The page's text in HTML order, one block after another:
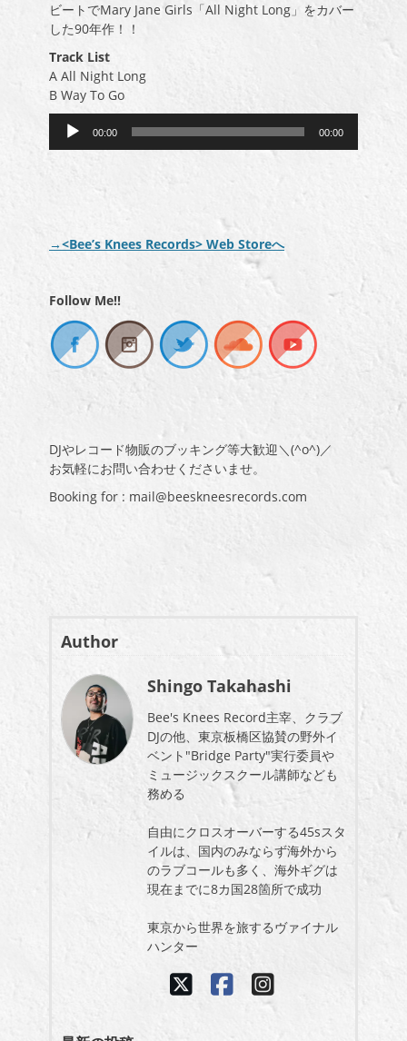
ビートでMary Jane Girls「All Night Long」をカバー
した90年作！！
Track List
A All Night Long
B Way To Go
00:00 00:00
→<Bee’s Knees Records> Web Storeへ
Follow Me!!
DJやレコード物販のブッキング等大歓迎＼(^o^)／
お気軽にお問い合わせくださいませ。
Booking for : mail@beeskneesrecords.com
Author
Shingo Takahashi
Bee's Knees Record主宰、クラブ
DJの他、東京板橋区協賛の野外イ
ベント"Bridge Party"実行委員や
ミュージックスクール講師なども
務める
自由にクロスオーバーする45sスタ
イルは、国内のみならず海外から
のラブコールも多く、海外ギグは
現在までに8カ国28箇所で成功
東京から世界を旅するヴァイナル
ハンター